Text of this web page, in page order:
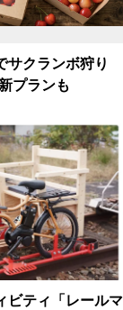
サクランボ狩り
プランも
ビティ「レールマ